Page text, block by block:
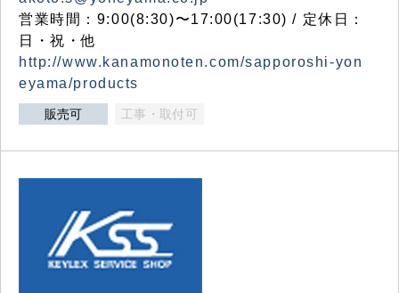
営業時間：9:00(8:30)〜17:00(17:30) / 定休日：
日・祝・他
http://www.kanamonoten.com/sapporoshi-yon
eyama/products
販売可 工事・取付可